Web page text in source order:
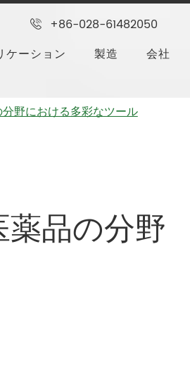
+86-028-61482050
ケーション 製造 会社
野における多彩なツール
品の分野